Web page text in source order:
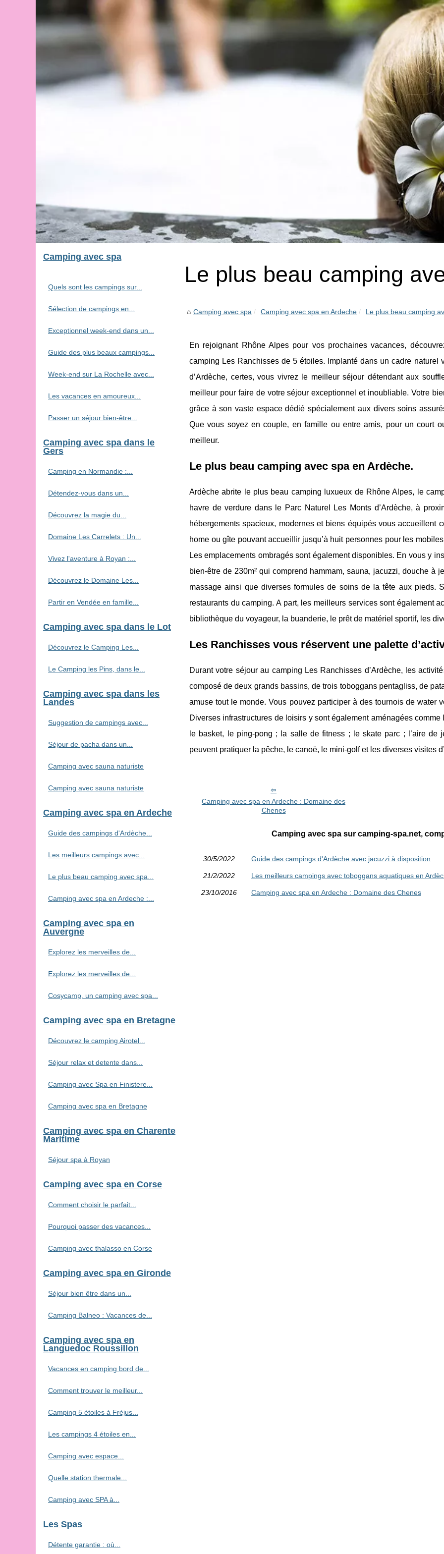
Le plus beau camping
Camping avec spa Camping avec spa en Ardeche Le plus beau camping
En rejoignant Rhône Alpes pour vos prochaines vacances,
camping Les Ranchisses de 5 étoiles. Implanté dans un cadre
d’Ardèche, certes, vous vivrez le meilleur séjour détendant aux
meilleur pour faire de votre séjour exceptionnel et inoubliable. Votre
grâce à son vaste espace dédié spécialement aux divers soins
Que vous soyez en couple, en famille ou entre amis, pour un court
meilleur.
Le plus beau camping avec spa en Ardèche.
Ardèche abrite le plus beau camping luxueux de Rhône Alpes, le
havre de verdure dans le Parc Naturel Les Monts d’Ardèche, à
hébergements spacieux, modernes et biens équipés vous accueillent
home ou gîte pouvant accueillir jusqu’à huit personnes pour les
Les emplacements ombragés sont également disponibles. En vous y
bien-être de 230m² qui comprend hammam, sauna, jacuzzi, douche à
massage ainsi que diverses formules de soins de la tête aux pieds.
restaurants du camping. A part, les meilleurs services sont également
bibliothèque du voyageur, la buanderie, le prêt de matériel sportif, les
Les Ranchisses vous réservent une palette
Durant votre séjour au camping Les Ranchisses d’Ardèche, les
composé de deux grands bassins, de trois toboggans pentagliss, de
amuse tout le monde. Vous pouvez participer à des tournois de water
Diverses infrastructures de loisirs y sont également aménagées
le basket, le ping-pong ; la salle de fitness ; le skate parc ; l’aire de
peuvent pratiquer la pêche, le canoë, le mini-golf et les diverses visites
Camping avec spa en Ardeche : Domaine des
Chenes
Camping avec spa sur camping-spa.net,
30/5/2022 Guide des campings d'Ardèche avec jacuzzi à disposition
21/2/2022 Les meilleurs campings avec toboggans aquatiques en
23/10/2016 Camping avec spa en Ardeche : Domaine des Chenes
Camping avec spa
Quels sont les campings sur...
Sélection de campings en...
Exceptionnel week-end dans un...
Guide des plus beaux campings...
Week-end sur La Rochelle avec...
Les vacances en amoureux...
Passer un séjour bien-être...
Camping avec spa dans le
Gers
Camping en Normandie :...
Détendez-vous dans un...
Découvrez la magie du...
Domaine Les Carrelets : Un...
Vivez l'aventure à Royan :...
Découvrez le Domaine Les...
Partir en Vendée en famille...
Camping avec spa dans le Lot
Découvrez le Camping Les...
Le Camping les Pins, dans le...
Camping avec spa dans les
Landes
Suggestion de campings avec...
Séjour de pacha dans un...
Camping avec sauna naturiste
Camping avec sauna naturiste
Camping avec spa en Ardeche
Guide des campings d'Ardèche...
Les meilleurs campings avec...
Le plus beau camping avec spa...
Camping avec spa en Ardeche :...
Camping avec spa en
Auvergne
Explorez les merveilles de...
Explorez les merveilles de...
Cosycamp, un camping avec spa...
Camping avec spa en Bretagne
Découvrez le camping Airotel...
Séjour relax et detente dans...
Camping avec Spa en Finistere...
Camping avec spa en Bretagne
Camping avec spa en Charente
Maritime
Séjour spa à Royan
Camping avec spa en Corse
Comment choisir le parfait...
Pourquoi passer des vacances...
Camping avec thalasso en Corse
Camping avec spa en Gironde
Séjour bien être dans un...
Camping Balneo : Vacances de...
Camping avec spa en
Languedoc Roussillon
Vacances en camping bord de...
Comment trouver le meilleur...
Camping 5 étoiles à Fréjus...
Les campings 4 étoiles en...
Camping avec espace...
Quelle station thermale...
Camping avec SPA à...
Les Spas
Détente garantie : où...